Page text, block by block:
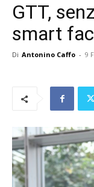
GTT,
smart
Di Antonino Caffo - 9